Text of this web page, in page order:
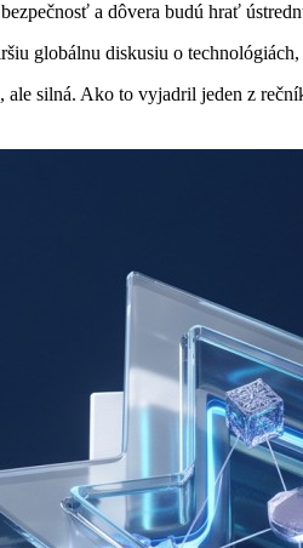
a dôvera budú hrať
globálnu diskusiu o
silná. Ako to vyjadril jeden z